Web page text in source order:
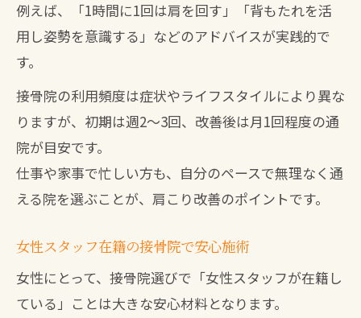
例えば、「1時間に1回は肩を回す」「背もたれを活
用し姿勢を意識する」などのアドバイスが実践的で
す。
接骨院の利用頻度は症状やライフスタイルにより異な
りますが、初期は週2〜3回、改善後は月1回程度の通
院が目安です。
仕事や家事で忙しい方も、自分のペースで無理なく通
える院を選ぶことが、肩こり改善のポイントです。
女性スタッフ在籍の接骨院で安心施術
女性にとって、接骨院選びで「女性スタッフが在籍し
ている」ことは大きな安心材料となります。